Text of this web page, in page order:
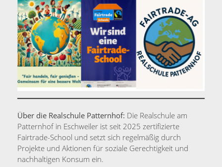
Über die Realschule Patternhof: Die Realschule am
Patternhof in Eschweiler ist seit 2025 zertifizierte
Fairtrade-School und setzt sich regelmäßig durch
Projekte und Aktionen für soziale Gerechtigkeit und
nachhaltigen Konsum ein.